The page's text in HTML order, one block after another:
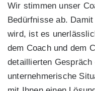
Wir stimmen unser
Bedürfnisse ab.
wird, ist es
dem Coach und dem
detaillierten
unternehmerische